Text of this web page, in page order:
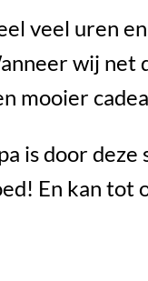
veel uren
wij net
mooier
is door
En kan tot